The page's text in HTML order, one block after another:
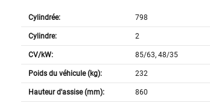
Cylindrée: 798
Cylindre: 2
CV/kW: 85/63, 48/35
Poids du véhicule (kg): 232
Hauteur d'assise (mm): 860